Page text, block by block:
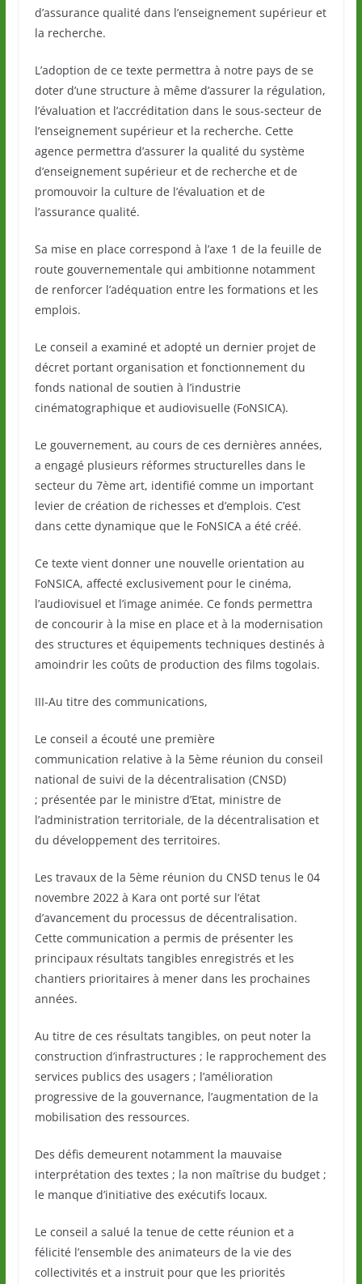
d’assurance qualité dans l’enseignement supérieur et
la recherche.
L’adoption de ce texte permettra à notre pays de se
doter d’une structure à même d’assurer la régulation,
l’évaluation et l’accréditation dans le sous-secteur de
l’enseignement supérieur et la recherche. Cette
agence permettra d’assurer la qualité du système
d’enseignement supérieur et de recherche et de
promouvoir la culture de l’évaluation et de
l’assurance qualité.
Sa mise en place correspond à l’axe 1 de la feuille de
route gouvernementale qui ambitionne notamment
de renforcer l’adéquation entre les formations et les
emplois.
Le conseil a examiné et adopté un dernier projet de
décret portant organisation et fonctionnement du
fonds national de soutien à l’industrie
cinématographique et audiovisuelle (FoNSICA).
Le gouvernement, au cours de ces dernières années,
a engagé plusieurs réformes structurelles dans le
secteur du 7ème art, identifié comme un important
levier de création de richesses et d’emplois. C’est
dans cette dynamique que le FoNSICA a été créé.
Ce texte vient donner une nouvelle orientation au
FoNSICA, affecté exclusivement pour le cinéma,
l’audiovisuel et l’image animée. Ce fonds permettra
de concourir à la mise en place et à la modernisation
des structures et équipements techniques destinés à
amoindrir les coûts de production des films togolais.
III-Au titre des communications,
Le conseil a écouté une première
communication relative à la 5ème réunion du conseil
national de suivi de la décentralisation (CNSD)
; présentée par le ministre d’Etat, ministre de
l’administration territoriale, de la décentralisation et
du développement des territoires.
Les travaux de la 5ème réunion du CNSD tenus le 04
novembre 2022 à Kara ont porté sur l’état
d’avancement du processus de décentralisation.
Cette communication a permis de présenter les
principaux résultats tangibles enregistrés et les
chantiers prioritaires à mener dans les prochaines
années.
Au titre de ces résultats tangibles, on peut noter la
construction d’infrastructures ; le rapprochement des
services publics des usagers ; l’amélioration
progressive de la gouvernance, l’augmentation de la
mobilisation des ressources.
Des défis demeurent notamment la mauvaise
interprétation des textes ; la non maîtrise du budget ;
le manque d’initiative des exécutifs locaux.
Le conseil a salué la tenue de cette réunion et a
félicité l’ensemble des animateurs de la vie des
collectivités et a instruit pour que les priorités